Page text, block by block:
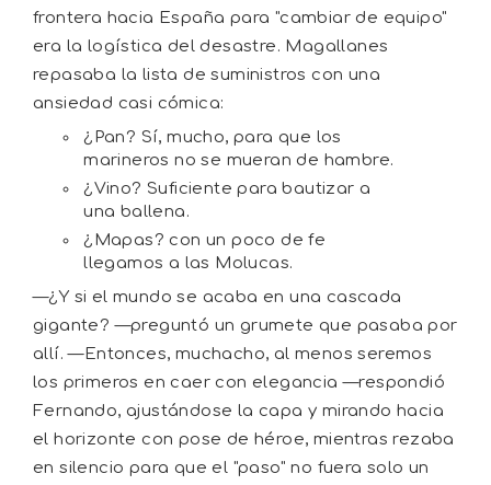
frontera hacia España para "cambiar de equipo"
era la logística del desastre. Magallanes
repasaba la lista de suministros con una
ansiedad casi cómica:
¿Pan? Sí, mucho, para que los
marineros no se mueran de hambre.
¿Vino? Suficiente para bautizar a
una ballena.
¿Mapas? con un poco de fe
llegamos a las Molucas.
—¿Y si el mundo se acaba en una cascada
gigante? —preguntó un grumete que pasaba por
allí. —Entonces, muchacho, al menos seremos
los primeros en caer con elegancia —respondió
Fernando, ajustándose la capa y mirando hacia
el horizonte con pose de héroe, mientras rezaba
en silencio para que el "paso" no fuera solo un